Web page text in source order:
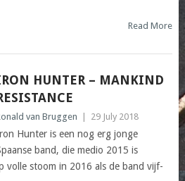
Read More
HUNTER – MANKIND
van Bruggen 29 July 2018
Hunter is een nog erg jonge
band, die medio 2015 is
volle stoom in 2016 als de band vijf-